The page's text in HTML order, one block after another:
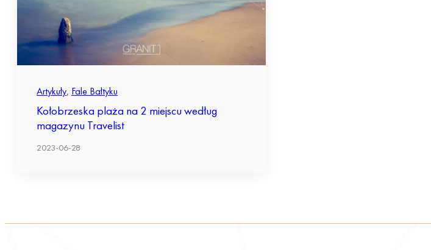
Artykuły, Fale Bałtyku
Kołobrzeska plaża na 2 miejscu według
magazynu Travelist
2023-06-28